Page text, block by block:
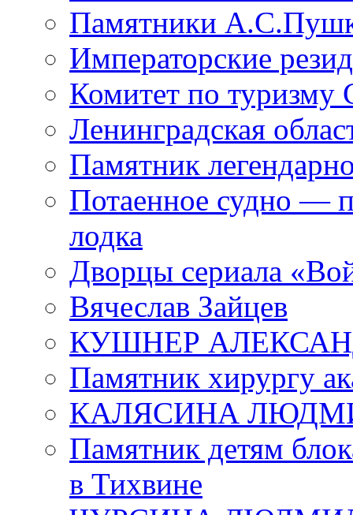
Памятники
Императорские
Комитет по туризму
Ленинградская
Памятник
Потаенное судно —
лодка
Дворцы сериала
Вячеслав Зайцев
КУШНЕР
Памятник хирургу
КАЛЯСИНА
Памятник детям
в Тихвине